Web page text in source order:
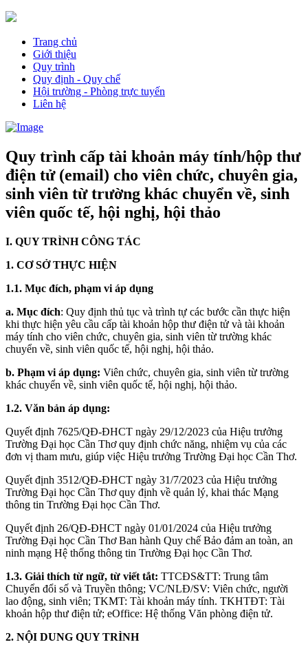
Trang chủ
Giới thiệu
Quy trình
Quy định - Quy chế
Hội trường - Phòng trực tuyến
Liên hệ
Quy trình cấp tài khoản máy tính/hộp thư
điện tử (email) cho viên chức, chuyên gia,
sinh viên từ trường khác chuyển về, sinh
viên quốc tế, hội nghị, hội thảo
I. QUY TRÌNH CÔNG TÁC
1. CƠ SỞ THỰC HIỆN
1.1. Mục đích, phạm vi áp dụng
a. Mục đích: Quy định thủ tục và trình tự các bước cần thực hiện
khi thực hiện yêu cầu cấp tài khoản hộp thư điện tử và tài khoản
máy tính cho viên chức, chuyên gia, sinh viên từ trường khác
chuyển về, sinh viên quốc tế, hội nghị, hội thảo.
b. Phạm vi áp dụng: Viên chức, chuyên gia, sinh viên từ trường
khác chuyển về, sinh viên quốc tế, hội nghị, hội thảo.
1.2. Văn bản áp dụng:
Quyết định 7625/QĐ-ĐHCT ngày 29/12/2023 của Hiệu trưởng
Trường Đại học Cần Thơ quy định chức năng, nhiệm vụ của các
đơn vị tham mưu, giúp việc Hiệu trưởng Trường Đại học Cần Thơ.
Quyết định 3512/QĐ-ĐHCT ngày 31/7/2023 của Hiệu trưởng
Trường Đại học Cần Thơ quy định về quản lý, khai thác Mạng
thông tin Trường Đại học Cần Thơ.
Quyết định 26/QĐ-ĐHCT ngày 01/01/2024 của Hiệu trưởng
Trường Đại học Cần Thơ Ban hành Quy chế Bảo đảm an toàn, an
ninh mạng Hệ thống thông tin Trường Đại học Cần Thơ.
1.3. Giải thích từ ngữ, từ viết tắt: TTCĐS&TT: Trung tâm
Chuyển đổi số và Truyền thông; VC/NLĐ/SV: Viên chức, người
lao động, sinh viên; TKMT: Tài khoản máy tính. TKHTĐT: Tài
khoản hộp thư điện tử; eOffice: Hệ thống Văn phòng điện tử.
2. NỘI DUNG QUY TRÌNH